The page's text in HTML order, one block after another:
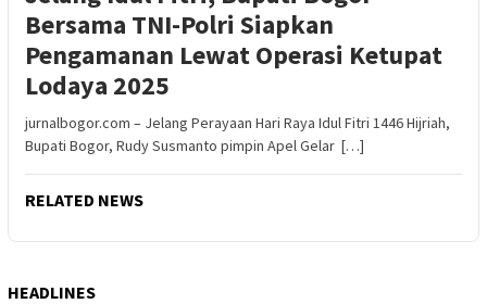
Bersama TNI-Polri Siapkan
Pengamanan Lewat Operasi Ketupat
Lodaya 2025
jurnalbogor.com – Jelang Perayaan Hari Raya Idul Fitri 1446 Hijriah,
Bupati Bogor, Rudy Susmanto pimpin Apel Gelar […]
RELATED NEWS
HEADLINES